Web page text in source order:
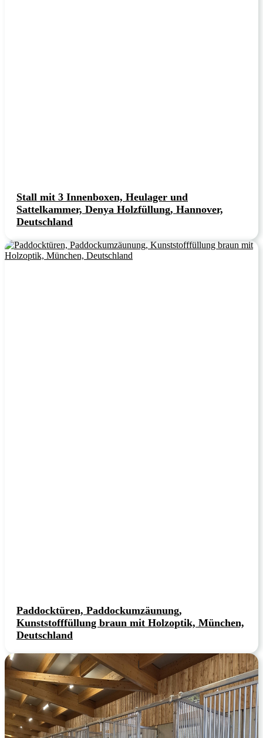
Stall mit 3 Innenboxen, Heulager und
Sattelkammer, Denya Holzfüllung, Hannover,
Deutschland
Paddocktüren, Paddockumzäunung,
Kunststofffüllung braun mit Holzoptik, München,
Deutschland